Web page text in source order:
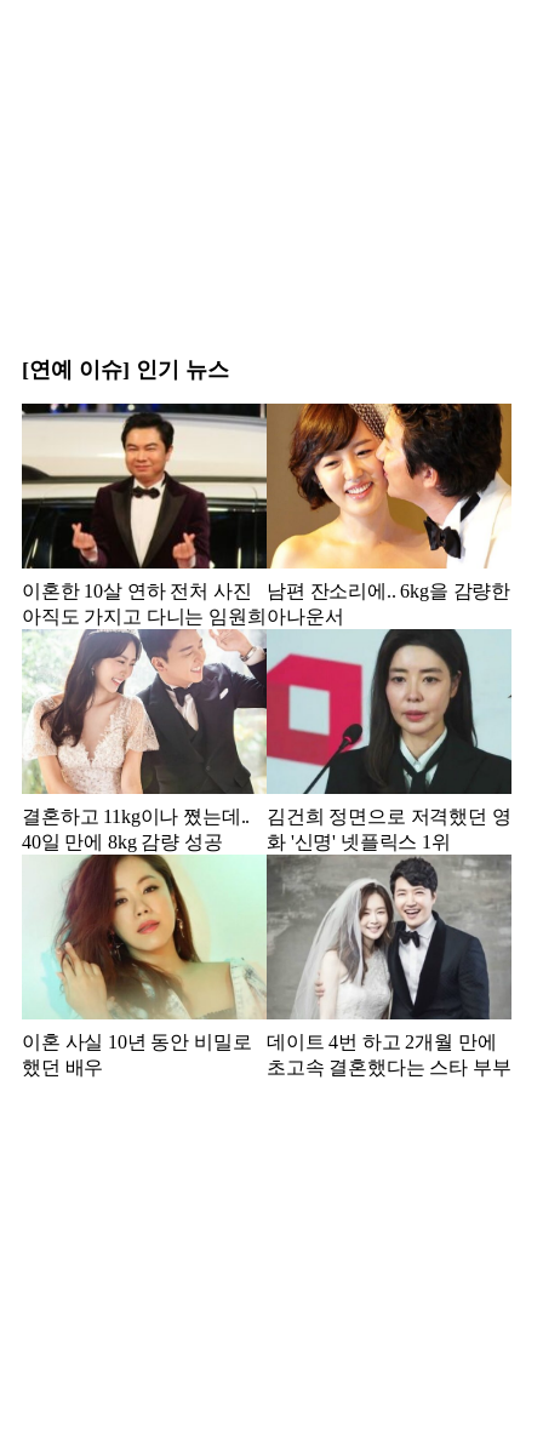
[연예 이슈] 인기 뉴스
이혼한 10살 연하 전처 사진
아직도 가지고 다니는 임원희
남편 잔소리에.. 6kg을 감량한
아나운서
결혼하고 11kg이나 쪘는데..
40일 만에 8kg 감량 성공
김건희 정면으로 저격했던 영
화 '신명' 넷플릭스 1위
이혼 사실 10년 동안 비밀로
했던 배우
데이트 4번 하고 2개월 만에
초고속 결혼했다는 스타 부부